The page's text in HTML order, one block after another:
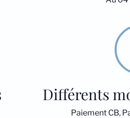
Différents
Paiement CB,